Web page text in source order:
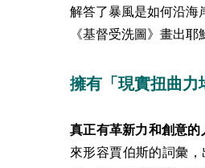
解答了暴風是如何沿海
《基督受洗圖》畫出
擁有「現實扭曲力
真正有革新力和創意的
來形容賈伯斯的詞彙